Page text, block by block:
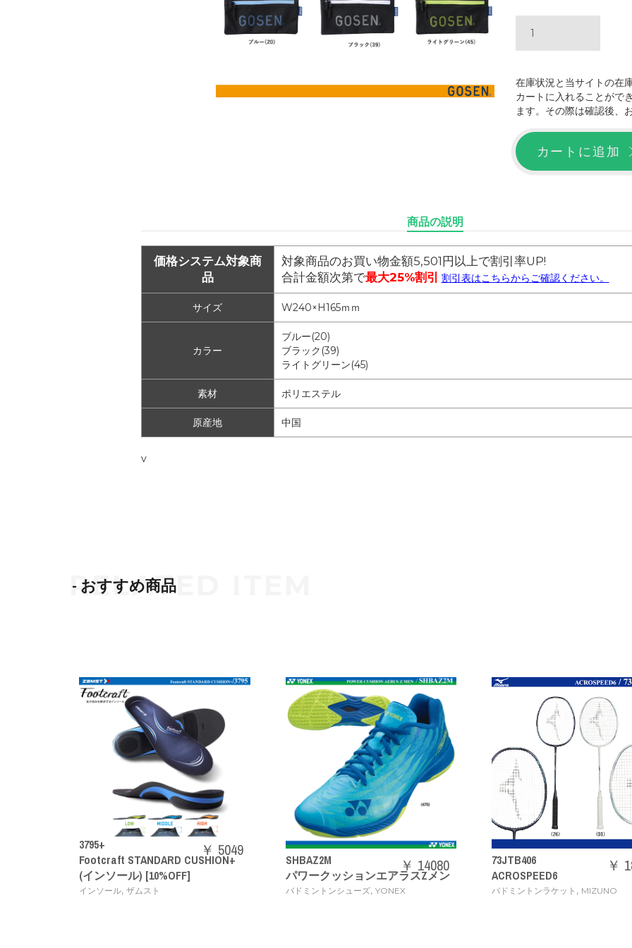
在庫状況と当サイトの在
カートに入れることがで
ます。その際は確認後、
カートに追加
商品の説明
価格システム対象商
品
対象商品のお買い物金額5,501円以上で割引率UP!
合計金額次第で最大25%割引 割引表はこちらからご確認ください。
サイズ W240×H165ｍｍ
カラー
ブルー(20)
ブラック(39)
ライトグリーン(45)
素材 ポリエステル
原産地 中国
v
- おすすめ商品
3795+
Footcraft STANDARD CUSHION+
(インソール) [10%OFF]
インソール,ザムスト
￥ 5049
SHBAZ2M
パワークッションエアラスZメン
バドミントンシューズ,YONEX
￥ 14080
73JTB406
ACROSPEED6
バドミントンラケット,MIZUNO
￥